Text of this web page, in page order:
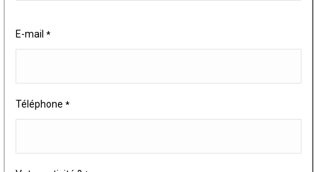
E-mail *
Téléphone *